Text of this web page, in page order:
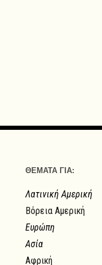
ΘΕΜΑΤΑ ΓΙΑ:
Λατινική Αμερική
Βόρεια Αμερική
Ευρώπη
Ασία
Αφρική